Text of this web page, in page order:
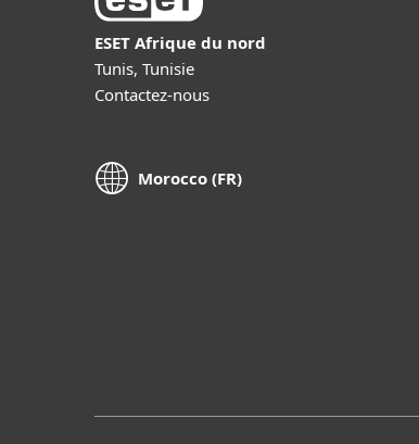
ESET Afrique du nord
Tunis, Tunisie
Contactez-nous
Morocco (FR)